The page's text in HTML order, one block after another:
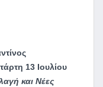
13 Ιουλίου
και Νέες